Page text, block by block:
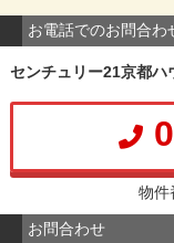
お電話でのお問合わ
センチュリー21京都ハ
物件
お問合わせ